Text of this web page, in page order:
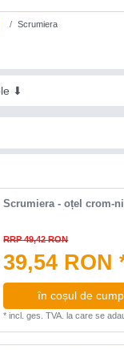
Scrumiera
Scrumiera - oțel crom-
RRP 49,42 RON
39,54 RON
în coșul de
*incl. ges. TVA. la care se